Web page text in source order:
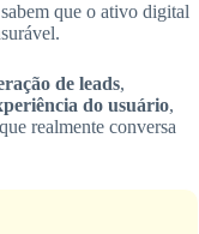
que o ativo digital
de leads,
do usuário,
realmente conversa